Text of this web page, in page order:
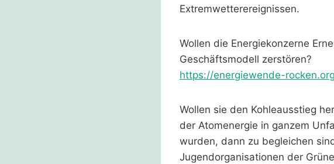
Extremwetterereignissen.
Wollen die Energiekonzerne
Geschäftsmodell zerstören?
https://energiewende-
Wollen sie den Kohleausstieg
der Atomenergie in ganzem
wurden, dann zu begleichen
Jugendorganisationen der